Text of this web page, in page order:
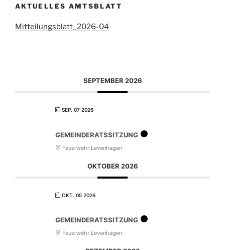
AKTUELLES AMTSBLATT
Mitteilungsblatt_2026-04
SEPTEMBER 2026
SEP. 07 2026
GEMEINDERATSSITZUNG
Feuerwehr Levenhagen
OKTOBER 2026
OKT. 05 2026
GEMEINDERATSSITZUNG
Feuerwehr Levenhagen